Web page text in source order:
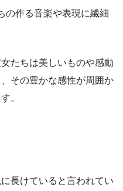
の作る音楽や表現に繊細
たちは美しいものや感動
その豊かな感性が周囲か
。
長けていると言われてい